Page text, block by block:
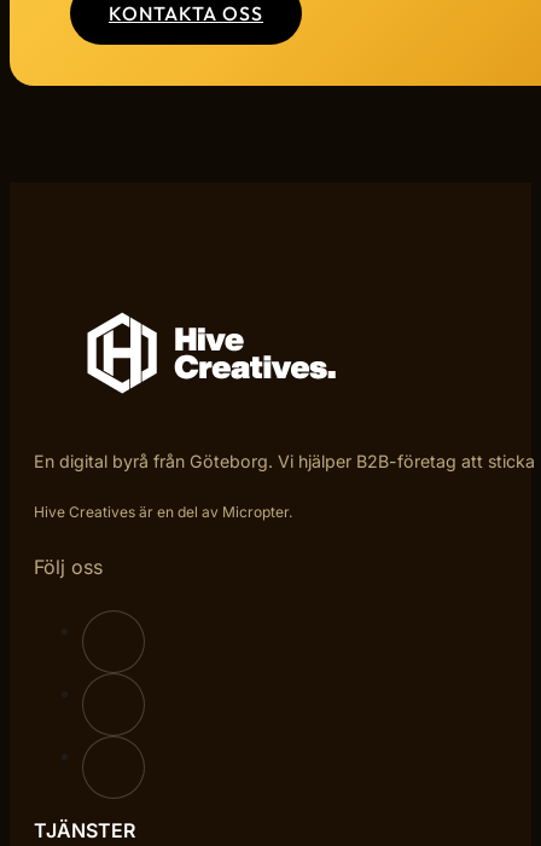
KONTAKTA OSS
En digital byrå från Göteborg. Vi hjälper B2B-företag att
Hive Creatives är en del av Micropter.
Följ oss
TJÄNSTER